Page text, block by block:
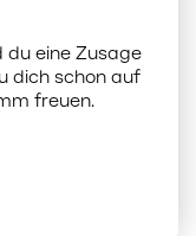
du eine Zusage
dich schon auf
freuen.